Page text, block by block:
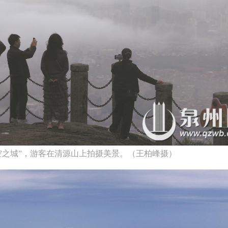
城”，游客在清源山上拍摄美景。（王柏峰摄）